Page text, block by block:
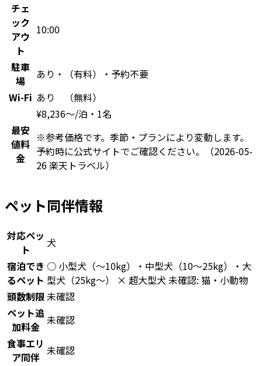
チェ
ック
アウ
ト
10:00
駐車
場
あり・（有料）・予約不要
Wi-Fi あり （無料）
最安
値料
金
¥8,236〜/泊・1名
※参考価格です。季節・プランにより変動します。
予約時に公式サイトでご確認ください。
（2026-05-
26 楽天トラベル）
ペット同伴情報
対応ペッ
ト
犬
宿泊でき
るペット
○ 小型犬（〜10kg）・中型犬（10〜25kg）・大
型犬（25kg〜） × 超大型犬 未確認: 猫・小動物
頭数制限未確認
ペット追
加料金 未確認
食事エリ
ア同伴 未確認